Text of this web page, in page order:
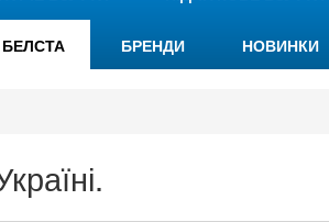
БРЕНДИ НОВИНКИ